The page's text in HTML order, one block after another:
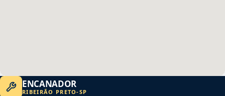
ENCANADOR
RIBEIRÃO PRETO-SP